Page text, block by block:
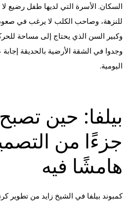
السكان. الأسرة التي لديها طفل رضيع
للنزهة، وصاحب الكلب لا يرغب في
وكبير السن الذي يحتاج إلى مساحة
وجدوا في الشقة الأرضية بالحديقة
اليومية.
بيلفا: حين
جزءًا من
هامشًا فيه
كمبوند بيلفا في الشيخ زايد من تطوير